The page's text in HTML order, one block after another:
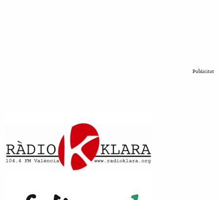
Publicitat